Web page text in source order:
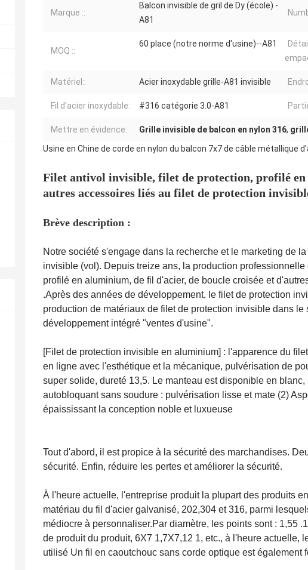
Marque ::
Balcon invisible de gril de Dy (école) -
A81
MOQ ::
60 place (notre norme d'usine)--A81
Matériel:: Acier inoxydable grille-A81 invisible
Fil d'acier inoxydable: #316 catégorie 3.0-A81
Mettre en évidence: Grille invisible de balcon en nylon 316,
Usine en Chine de corde en nylon du balcon 7x7 de câble métallique
Filet antivol invisible, filet de protection, profilé
autres accessoires liés au filet de protection
Brève description :
Notre société s'engage dans la recherche et le marketing de
invisible (vol). Depuis treize ans, la production
profilé en aluminium, de fil d'acier, de boucle croisée et
.Après des années de développement, le filet de protection
production de matériaux de filet de protection invisible dans
développement intégré "ventes d'usine".
[Filet de protection invisible en aluminium] : l'apparence du
en ligne avec l'esthétique et la mécanique, pulvérisation de
super solide, dureté 13,5. Le manteau est disponible en
autobloquant sans soudure : pulvérisation lisse et mate (2)
épaississant la conception noble et luxueuse
Tout d'abord, il est propice à la sécurité des marchandises.
sécurité. Enfin, réduire les pertes et améliorer la sécurité.
À l'heure actuelle, l'entreprise produit la plupart des produits
matériau du fil d'acier galvanisé, 202,304 et 316, parmi
médiocre à personnaliser.Par diamètre, les points sont : 1,55
de produit du produit, 6X7 1,7X7,12 1, etc., à l'heure actuelle,
utilisé Un fil en caoutchouc sans corde optique est également